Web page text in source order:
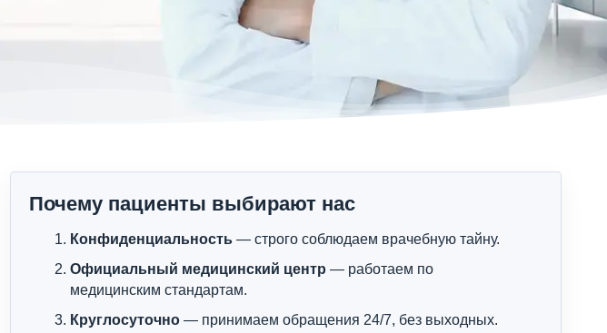
Почему пациенты выбирают нас
Конфиденциальность— строго соблюдаем врачебную тайну.
Официальный медицинский центр — работаем по
медицинским стандартам.
Круглосуточно— принимаем обращения 24/7, без выходных.